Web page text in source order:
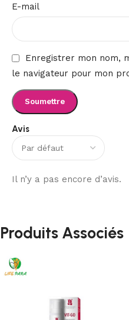
Avis
Il n’y a pas encore d’avis.
E-mail
Enregistrer mon nom,
le navigateur pour mon
Produits Associés